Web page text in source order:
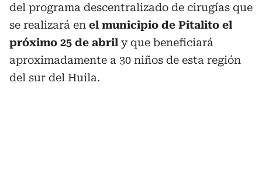
del programa descentralizado de cirugías que
se realizará en el municipio de Pitalito el
próximo 25 de abril y que beneficiará
aproximadamente a 30 niños de esta región
del sur del Huila.